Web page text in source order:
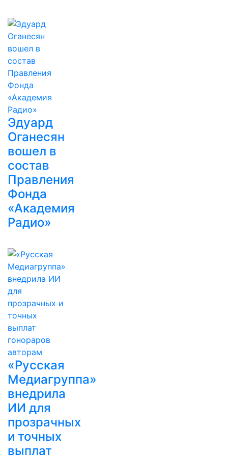
Эдуард
Оганесян
вошел в
состав
Правления
Фонда
«Академия
Радио»
«Русская
Медиагруппа»
внедрила
ИИ для
прозрачных
и точных
выплат